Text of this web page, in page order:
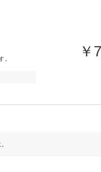
。 ￥